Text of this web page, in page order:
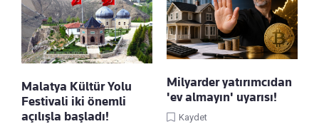
Malatya Kültür Yolu
Festivali iki önemli
açılışla başladı!
Milyarder yatırımcıdan
'ev almayın' uyarısı!
Kaydet